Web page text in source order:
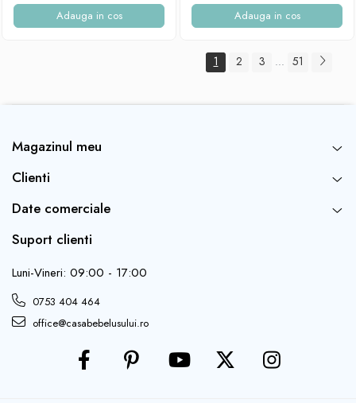
Adauga in cos Adauga in cos
1 2 3 ... 51
Magazinul meu
Clienti
Date comerciale
Suport clienti
Luni-Vineri: 09:00 - 17:00
0753 404 464
office@casabebelusului.ro